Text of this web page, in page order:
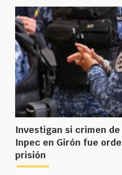
Investigan si crimen
Inpec en Girón fue
prisión